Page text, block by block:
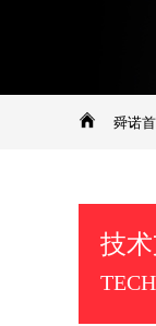
舜诺
技